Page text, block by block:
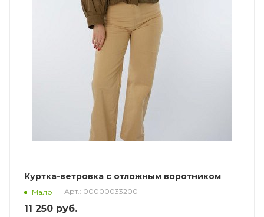
Куртка-ветровка с отложным воротником
Мало Арт.: 00000033200
11 250 руб.